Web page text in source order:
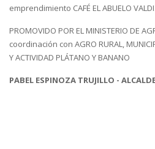
emprendimiento CAFÉ EL ABUELO
PROMOVIDO POR EL MINISTERIO DE
coordinación con AGRO RURAL,
Y ACTIVIDAD PLÁTANO Y BANANO
PABEL ESPINOZA TRUJILLO -